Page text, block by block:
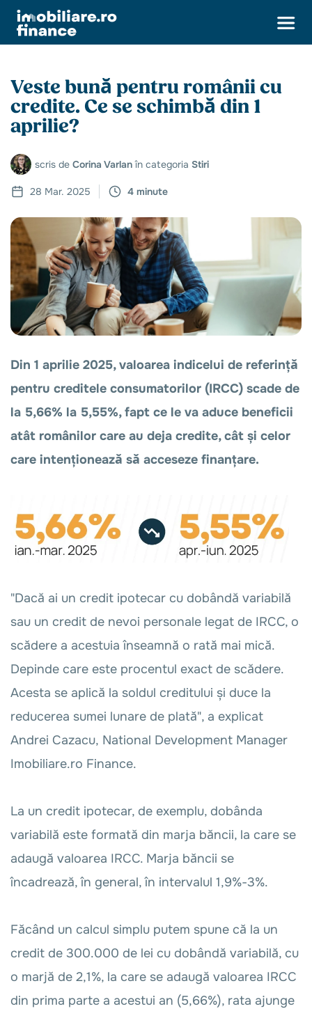
Veste bună pentru românii cu
credite. Ce se schimbă din 1
aprilie?
scris de Corina Varlanîn categoria Stiri
28 Mar. 2025 4 minute
Din 1 aprilie 2025, valoarea indicelui de referință
pentru creditele consumatorilor (IRCC) scade de
la 5,66% la 5,55%, fapt ce le va aduce beneficii
atât românilor care au deja credite, cât și celor
care intenționează să acceseze finanțare.
"Dacă ai un credit ipotecar cu dobândă variabilă
sau un credit de nevoi personale legat de IRCC, o
scădere a acestuia înseamnă o rată mai mică.
Depinde care este procentul exact de scădere.
Acesta se aplică la soldul creditului și duce la
reducerea sumei lunare de plată", a explicat
Andrei Cazacu, National Development Manager
Imobiliare.ro Finance.
La un credit ipotecar, de exemplu, dobânda
variabilă este formată din marja băncii, la care se
adaugă valoarea IRCC. Marja băncii se
încadrează, în general, în intervalul 1,9%-3%.
Făcând un calcul simplu putem spune că la un
credit de 300.000 de lei cu dobândă variabilă, cu
o marjă de 2,1%, la care se adaugă valoarea IRCC
din prima parte a acestui an (5,66%), rata ajunge